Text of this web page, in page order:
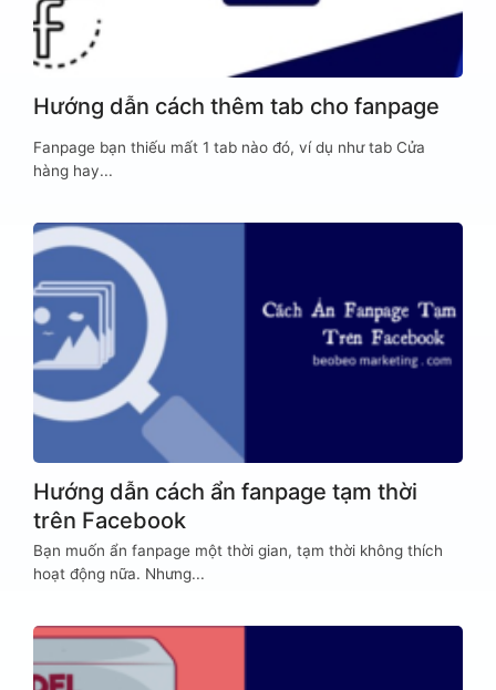
Hướng dẫn cách thêm tab cho fanpage
Fanpage bạn thiếu mất 1 tab nào đó, ví dụ như tab Cửa
hàng hay...
Hướng dẫn cách ẩn fanpage tạm thời
trên Facebook
Bạn muốn ẩn fanpage một thời gian, tạm thời không thích
hoạt động nữa. Nhưng...